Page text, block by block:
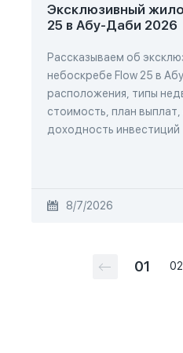
Эксклюзивный
25 в Абу-Даби 2026
Рассказываем об
небоскребе Flow 25 в
расположения, типы
стоимость, план
доходность инвестиций
8/7/2026
01 02